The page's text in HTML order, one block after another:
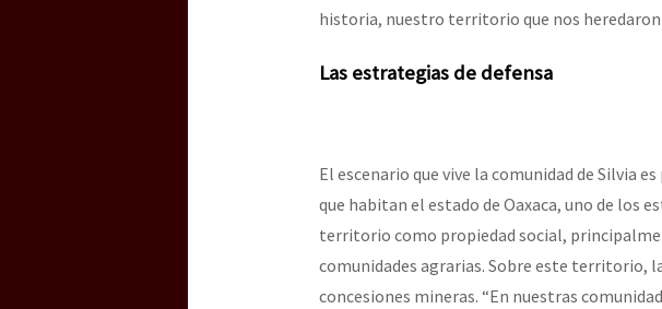
historia, nuestro territorio que nos heredaron
Las estrategias de defensa
El escenario que vive la comunidad de Silvia
que habitan el estado de Oaxaca, uno de los
territorio como propiedad social,
comunidades agrarias. Sobre este territorio,
concesiones mineras. “En nuestras